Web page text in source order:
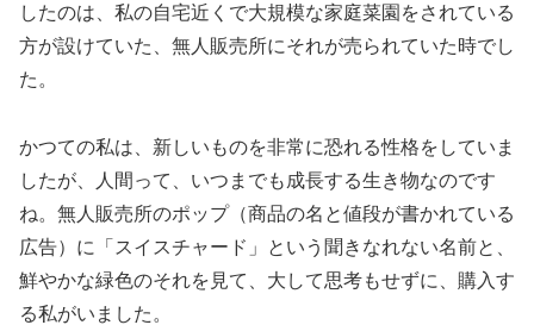
したのは、私の自宅近くで大規模な家庭菜園をされている
方が設けていた、無人販売所にそれが売られていた時でし
た。
かつての私は、新しいものを非常に恐れる性格をしていま
したが、人間って、いつまでも成長する生き物なのです
ね。無人販売所のポップ（商品の名と値段が書かれている
広告）に「スイスチャード」という聞きなれない名前と、
鮮やかな緑色のそれを見て、大して思考もせずに、購入す
る私がいました。